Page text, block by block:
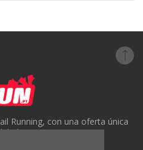
Running, con una oferta única